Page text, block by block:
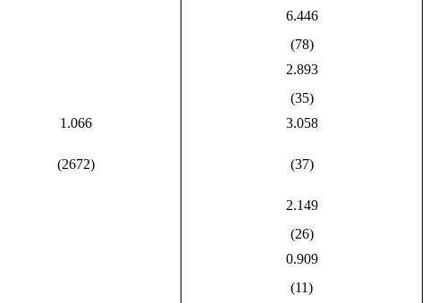
6.446
(78)
2.893
(35)
1.066 3.058
(2672) (37)
2.149
(26)
0.909
(11)